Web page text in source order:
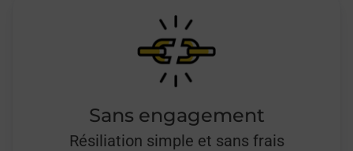
Sans engagement
Résiliation simple et sans frais